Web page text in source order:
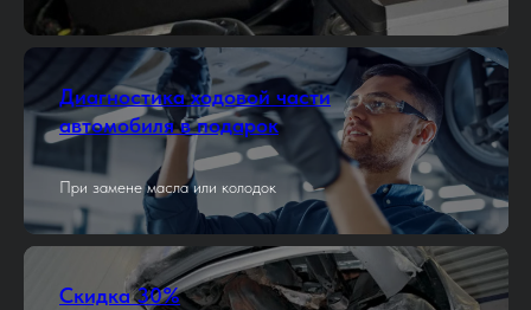
Диагностика ходовой части
автомобиля в подарок
При замене масла или колодок
Скидка 30%